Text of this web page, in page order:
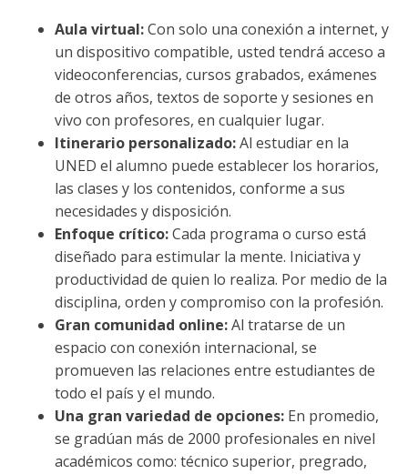
Aula virtual:Con solo una conexión a internet, y
un dispositivo compatible, usted tendrá acceso a
videoconferencias, cursos grabados, exámenes
de otros años, textos de soporte y sesiones en
vivo con profesores, en cualquier lugar.
Itinerario personalizado:Al estudiar en la
UNED el alumno puede establecer los horarios,
las clases y los contenidos, conforme a sus
necesidades y disposición.
Enfoque crítico:Cada programa o curso está
diseñado para estimular la mente. Iniciativa y
productividad de quien lo realiza. Por medio de la
disciplina, orden y compromiso con la profesión.
Gran comunidad online:Al tratarse de un
espacio con conexión internacional, se
promueven las relaciones entre estudiantes de
todo el país y el mundo.
Una gran variedad de opciones: En promedio,
se gradúan más de 2000 profesionales en nivel
académicos como: técnico superior, pregrado,